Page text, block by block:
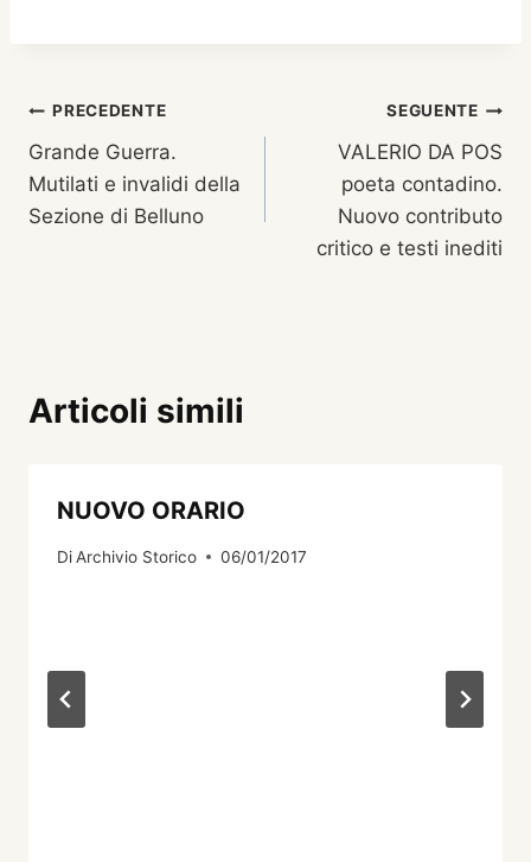
Navigazione
articoli
PRECEDENTE
Grande Guerra.
Mutilati e invalidi della
Sezione di Belluno
SEGUENTE
VALERIO DA POS
poeta contadino.
Nuovo contributo
critico e testi inediti
Articoli simili
NUOVO ORARIO
DiArchivio Storico 06/01/2017